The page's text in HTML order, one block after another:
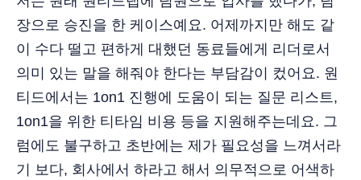
장으로 승진을 한 케이스예요. 어제까지만 해도 같
이 수다 떨고 편하게 대했던 동료들에게 리더로서
의미 있는 말을 해줘야 한다는 부담감이 컸어요. 원
티드에서는 1on1 진행에 도움이 되는 질문 리스트,
1on1을 위한 티타임 비용 등을 지원해주는데요. 그
럼에도 불구하고 초반에는 제가 필요성을 느껴서라
기 보다, 회사에서 하라고 해서 의무적으로 어색하